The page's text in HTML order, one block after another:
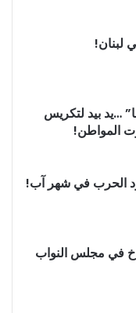
لبنان!
…يد بيد لتكريس
المواطن!
الحرب في شهر آب!
في مجلس النواب